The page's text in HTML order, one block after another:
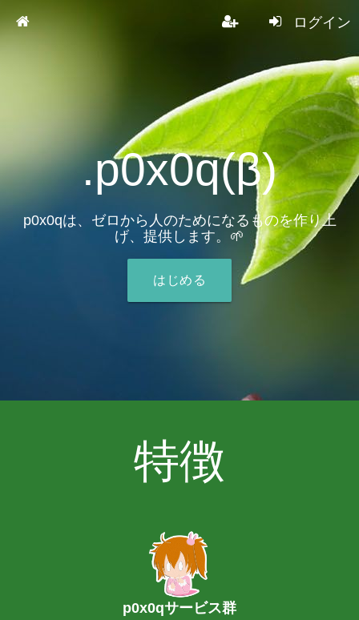
ログイン
.p0x0q(β)
p0x0qは、ゼロから人のためになるものを作り上
げ、提供します。🌱
はじめる
特徴
p0x0qサービス群